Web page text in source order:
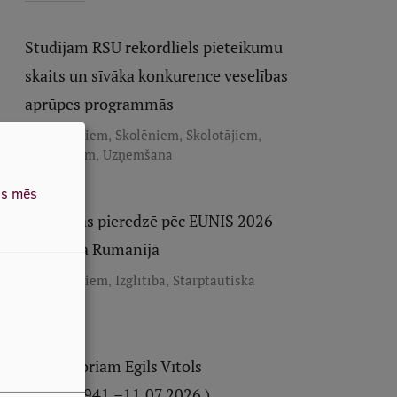
Studijām RSU rekordliels pieteikumu
skaits un sīvāka konkurence veselības
aprūpes programmās
Darbiniekiem, Skolēniem, Skolotājiem,
Studentiem, Uzņemšana
RSU dalās pieredzē pēc EUNIS 2026
kongresa Rumānijā
Darbiniekiem, Izglītība, Starptautiskā
In memoriam Egils Vītols
mēs